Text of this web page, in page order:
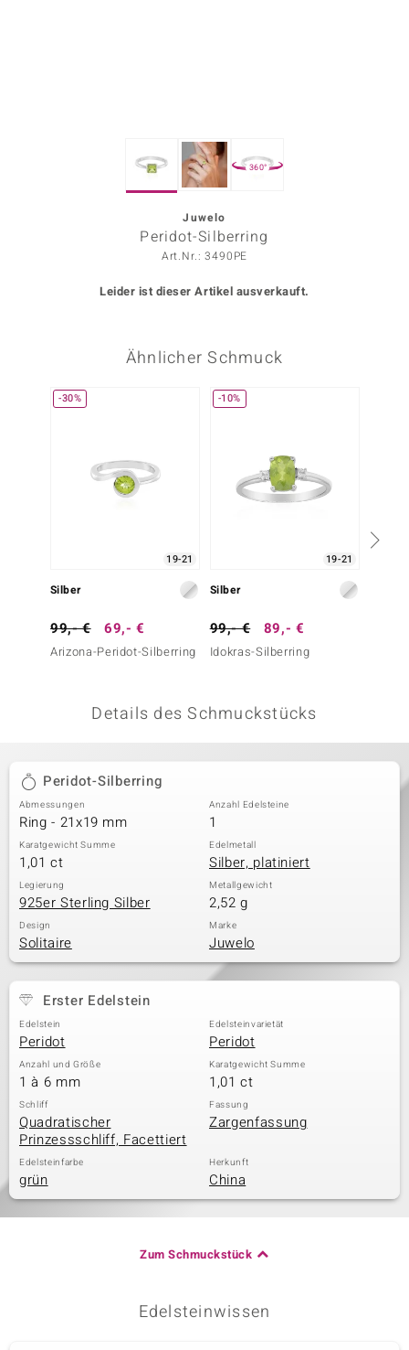
BY DE MELO
Classics
360°
Juwelo
Peridot-Silberring
Art.Nr.: 3490PE
Leider ist dieser Artikel ausverkauft.
Ähnlicher Schmuck
-30%
19-21
Silber
99,- € 69,- €
Arizona-Peridot-Silberring
-10%
19-21
Silber
99,- € 89,- €
Idokras-Silberring
Details des Schmuckstücks
Peridot-Silberring
Abmessungen
Ring - 21x19 mm
Anzahl Edelsteine
1
Karatgewicht Summe
1,01 ct
Edelmetall
Silber, platiniert
Legierung
925er Sterling Silber
Metallgewicht
2,52 g
Design
Solitaire
Marke
Juwelo
Erster Edelstein
Edelstein
Peridot
Edelsteinvarietät
Peridot
Anzahl und Größe
1 à 6 mm
Karatgewicht Summe
1,01 ct
Schliff
Quadratischer
Prinzessschliff, Facettiert
Fassung
Zargenfassung
Edelsteinfarbe
grün
Herkunft
China
Zum Schmuckstück
Edelsteinwissen